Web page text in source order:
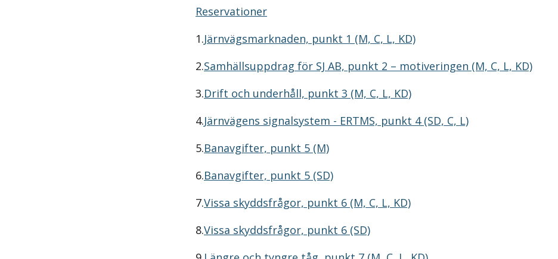
Reservationer
1.Järnvägsmarknaden, punkt 1 (M, C, L, KD)
2.Samhällsuppdrag för SJ AB, punkt 2 – motiveringen (M, C, L, KD)
3.Drift och underhåll, punkt 3 (M, C, L, KD)
4.Järnvägens signalsystem - ERTMS, punkt 4 (SD, C, L)
5.Banavgifter, punkt 5 (M)
6.Banavgifter, punkt 5 (SD)
7.Vissa skyddsfrågor, punkt 6 (M, C, L, KD)
8.Vissa skyddsfrågor, punkt 6 (SD)